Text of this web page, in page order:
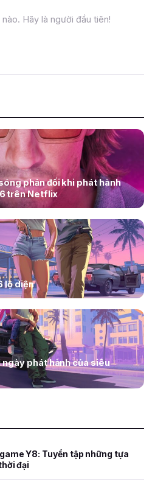
Hãy là người đầu tiên!
phản đối khi phát hành
trên Netflix
lộ diện
phát hành của siêu
Y8: Tuyển tập những tựa
đại